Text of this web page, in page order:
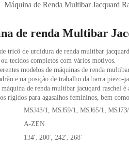
Máquina de Renda Multibar Jacquard
de renda Multibar
tricô de urdidura de renda multibar
ou tecidos completos com vários motivos.
modelos de máquinas de renda
e na posição de trabalho da barra piezo-
de renda multibar jacuqard raschel
rígidos para agasalhos femininos, bem
MSJ43/1, MSJ59/1, MSJ65/1,
A-ZEN
134', 200', 242', 268'